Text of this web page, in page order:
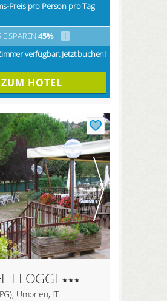
Preis pro Person pro Tag
SPAREN 45%
i
verfügbar. Jetzt buchen!
ZUM HOTEL
I LOGGI
Umbrien, IT